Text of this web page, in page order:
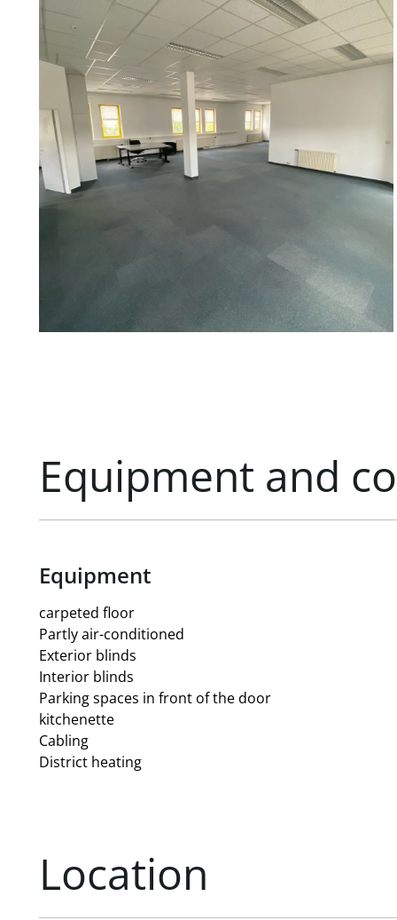
In addition, a storage area of approx. 187 m² is
Available office space:
Total, 2nd floor, approx. 270 m² - divisible into:
Top 1, approx. 74 m² plus approx. 25 m² terrace
Top 2, approx. 86 m²
Top 3, approx. 81 m²
Net rent/m²/month: € 12.50
Operating costs/m²/month: currently approx. € 3.00
Net rent/m²/month: € 3.50
Service charge/m²/month: currently approx. € 2.00
Equipment and
Equipment
carpeted floor
Partly air-conditioned
Exterior blinds
Interior blinds
Parking spaces in front of the door
kitchenette
Cabling
District heating
Location